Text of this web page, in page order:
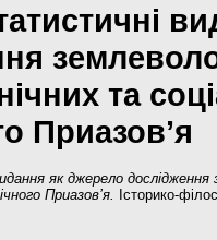
та
Приазов’я
як джерело дослідження
Приазов’я. Історико-